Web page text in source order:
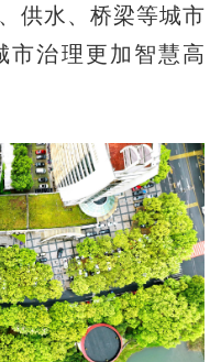
供水、桥梁等城市
市治理更加智慧高